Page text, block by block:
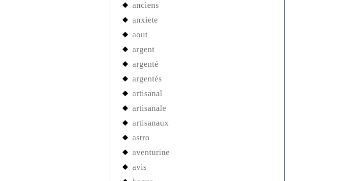
anciens
anxiete
aout
argent
argenté
argentés
artisanal
artisanale
artisanaux
astro
aventurine
avis